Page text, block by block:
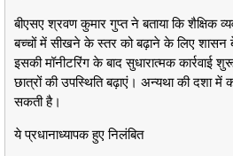
बीएसए श्रवण कुमार गुप्त ने बताया कि शैक्षिक
बच्चों में सीखने के स्तर को बढ़ाने के लिए शासन
इसकी मॉनीटरिंग के बाद सुधारात्मक कार्रवाई
छात्रों की उपस्थिति बढ़ाएं। अन्यथा की दशा में
सकती है।
ये प्रधानाध्यापक हुए निलंबित